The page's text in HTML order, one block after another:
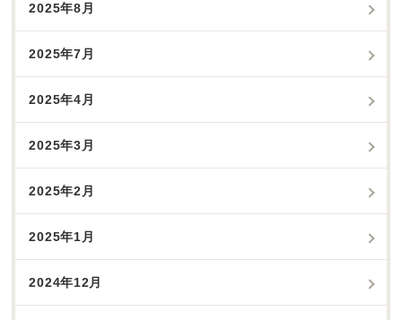
2025年8月
2025年7月
2025年4月
2025年3月
2025年2月
2025年1月
2024年12月